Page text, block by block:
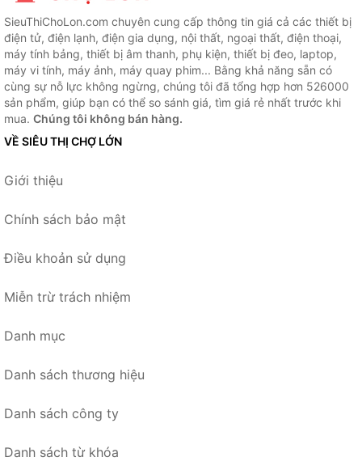
SieuThiChoLon.com chuyên cung cấp thông tin giá cả các thiết bị
điện tử, điện lạnh, điện gia dụng, nội thất, ngoại thất, điện thoại,
máy tính bảng, thiết bị âm thanh, phụ kiện, thiết bị đeo, laptop,
máy vi tính, máy ảnh, máy quay phim... Bằng khả năng sẵn có
cùng sự nỗ lực không ngừng, chúng tôi đã tổng hợp hơn 526000
sản phẩm, giúp bạn có thể so sánh giá, tìm giá rẻ nhất trước khi
mua. Chúng tôi không bán hàng.
VỀ SIÊU THỊ CHỢ LỚN
Giới thiệu
Chính sách bảo mật
Điều khoản sử dụng
Miễn trừ trách nhiệm
Danh mục
Danh sách thương hiệu
Danh sách công ty
Danh sách từ khóa